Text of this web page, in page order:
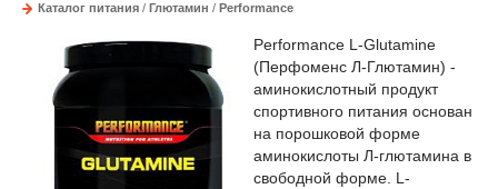
Каталог питания / Глютамин / Performance
Performance L-Glutamine
(Перфоменс Л-Глютамин) -
аминокислотный продукт
спортивного питания основан
на порошковой форме
аминокислоты Л-глютамина в
свободной форме. L-